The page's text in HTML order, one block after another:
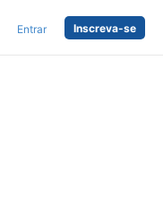
Entrar Inscreva-se